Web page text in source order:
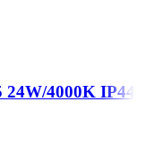
4000K IP44